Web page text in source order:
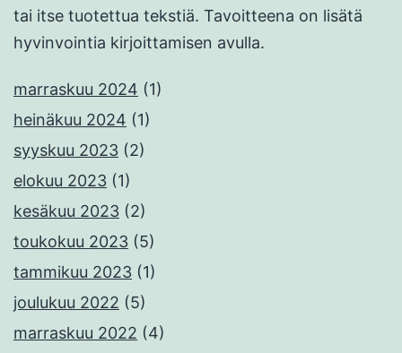
tai itse tuotettua tekstiä. Tavoitteena on lisätä
hyvinvointia kirjoittamisen avulla.
marraskuu 2024 (1)
heinäkuu 2024 (1)
syyskuu 2023 (2)
elokuu 2023 (1)
kesäkuu 2023 (2)
toukokuu 2023 (5)
tammikuu 2023 (1)
joulukuu 2022 (5)
marraskuu 2022 (4)